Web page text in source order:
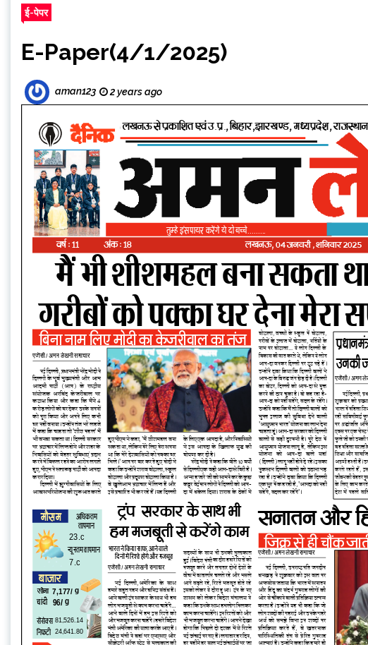
ई-पेपर
E-Paper(4/1/2025)
aman123 2 years ago